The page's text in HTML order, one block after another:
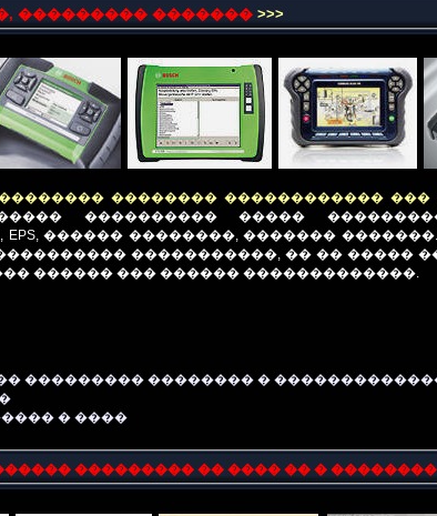
��������� ������� >>>
�������� ������������ ���
���������� �����
EPS, ������ ��������, �������
�����������, �� �� �����
������ ��� ������ �������������.
��������� �������� �
� ����
��������� �� ���� �� � ��������